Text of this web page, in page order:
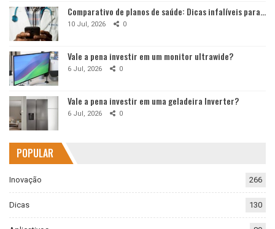
Comparativo de planos de saúde: Dicas infalíveis para…
10 Jul, 2026 0
Vale a pena investir em um monitor ultrawide?
6 Jul, 2026 0
Vale a pena investir em uma geladeira Inverter?
6 Jul, 2026 0
POPULAR
Inovação 266
Dicas 130